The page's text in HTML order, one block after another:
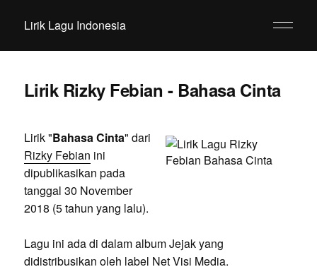
Lirik Lagu Indonesia
Lirik Rizky Febian - Bahasa Cinta
Lirik "Bahasa Cinta" dari
Rizky Febian ini
dipublikasikan pada
tanggal 30 November
2018 (5 tahun yang lalu).
Lagu ini ada di dalam album Jejak yang
didistribusikan oleh label Net Visi Media.